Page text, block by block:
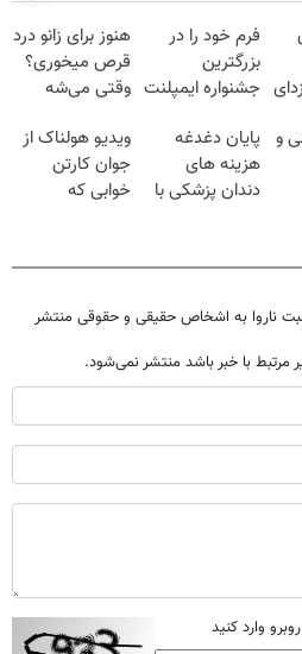
فرم خود را در
بزرگترین
جشنواره ایمپلنت
فقط ۲۵ میلیون
هنوز برای زانو درد
قرص میخوری؟
وقتی می‌شه
درمانش کرد؟؟؟؟
و پایان دغدغه
هزینه های
دندان پزشکی با
ویدیو هولناک از
جوان کارتن
خوابی که
ناروا به اشخاص حقیقی و حقوقی منتشر
مرتبط با خبر باشد منتشر نمی‌شود.
وارد کنید